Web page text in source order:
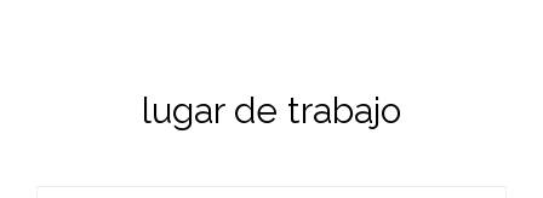
lugar de trabajo